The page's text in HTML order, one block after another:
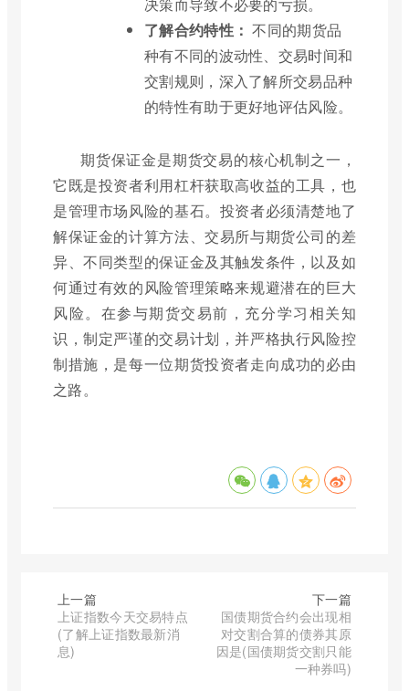
了解合约特性： 不同的期货品
种有不同的波动性、交易时间和
交割规则，深入了解所交易品种
的特性有助于更好地评估风险。
期货保证金是期货交易的核心机制之一，
它既是投资者利用杠杆获取高收益的工具，也
是管理市场风险的基石。投资者必须清楚地了
解保证金的计算方法、交易所与期货公司的差
异、不同类型的保证金及其触发条件，以及如
何通过有效的风险管理策略来规避潜在的巨大
风险。在参与期货交易前，充分学习相关知
识，制定严谨的交易计划，并严格执行风险控
制措施，是每一位期货投资者走向成功的必由
之路。
上一篇
上证指数今天交易特点
(了解上证指数最新消
息)
下一篇
国债期货合约会出现相
对交割合算的债券其原
因是(国债期货交割只能
一种券吗)